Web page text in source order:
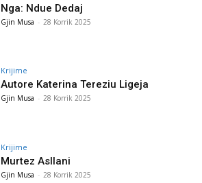
Nga: Ndue Dedaj
Gjin Musa - 28 Korrik 2025
Krijime
Autore Katerina Tereziu Ligeja
Gjin Musa - 28 Korrik 2025
Krijime
Murtez Asllani
Gjin Musa - 28 Korrik 2025